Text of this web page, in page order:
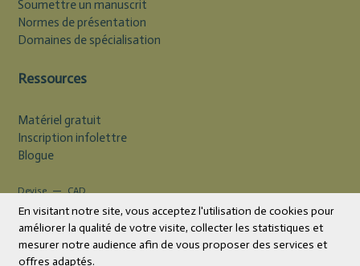
Soumettre un manuscrit
Normes de présentation
Domaines de spécialisation
Ressources
Matériel gratuit
Inscription infolettre
Blogue
Devise CAD
En visitant notre site, vous acceptez l'utilisation de cookies pour
améliorer la qualité de votre visite, collecter les statistiques et
mesurer notre audience afin de vous proposer des services et
offres adaptés.